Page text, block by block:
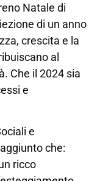
Natale di
di un anno
crescita e la
al
Che il 2024 sia
e
e
che:
ricco